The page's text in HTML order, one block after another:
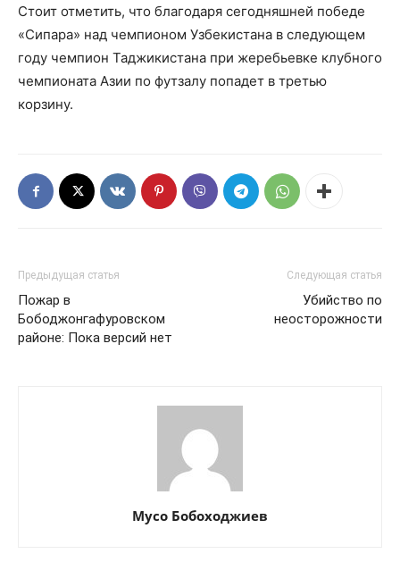
Стоит отметить, что благодаря сегодняшней победе
«Сипара» над чемпионом Узбекистана в следующем
году чемпион Таджикистана при жеребьевке клубного
чемпионата Азии по футзалу попадет в третью
корзину.
Предыдущая статья
Пожар в
Бободжонгафуровском
районе: Пока версий нет
Следующая статья
Убийство по
неосторожности
Мусо Бобоходжиев